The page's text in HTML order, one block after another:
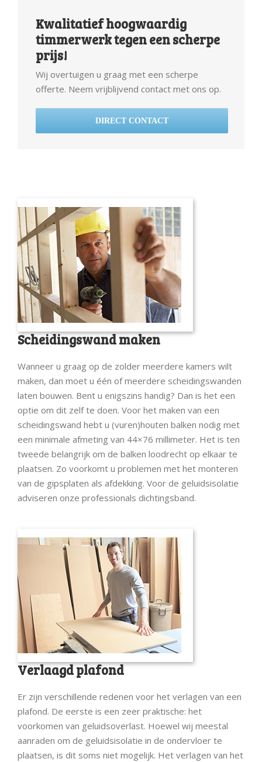
Kwalitatief hoogwaardig
timmerwerk tegen een scherpe
prijs!
Wij overtuigen u graag met een scherpe
offerte. Neem vrijblijvend contact met ons op.
DIRECT CONTACT
Scheidingswand maken
Wanneer u graag op de zolder meerdere kamers wilt
maken, dan moet u één of meerdere scheidingswanden
laten bouwen. Bent u enigszins handig? Dan is het een
optie om dit zelf te doen. Voor het maken van een
scheidingswand hebt u (vuren)houten balken nodig met
een minimale afmeting van 44×76 millimeter. Het is ten
tweede belangrijk om de balken loodrecht op elkaar te
plaatsen. Zo voorkomt u problemen met het monteren
van de gipsplaten als afdekking. Voor de geluidsisolatie
adviseren onze professionals dichtingsband.
Verlaagd plafond
Er zijn verschillende redenen voor het verlagen van een
plafond. De eerste is een zeer praktische: het
voorkomen van geluidsoverlast. Hoewel wij meestal
aanraden om de geluidsisolatie in de ondervloer te
plaatsen, is dit soms niet mogelijk. Het verlagen van het